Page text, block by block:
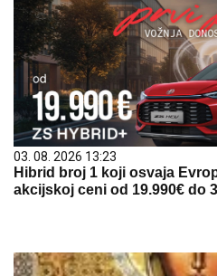
03. 08. 2026 13:23
Hibrid broj 1 koji osvaja
akcijskoj ceni od 19.990€ do